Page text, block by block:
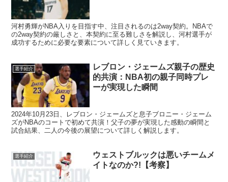
河村勇輝がNBA入りを目指す中、注目されるのは2way契約。NBAで
の2way契約の厳しさと、本契約に至る難しさを解説し、河村選手が
成功するために必要な要素について詳しく見ていきます。
選手紹介
レブロン・ジェームズ親子の歴史
的共演：NBA初の親子同時プレ
ーが実現した瞬間
2024年10月23日、レブロン・ジェームズと息子ブロニー・ジェーム
ズがNBAのコートで初めて共演！父子の夢が実現した感動の瞬間と
試合結果、二人の今後の展望について詳しく解説します。
選手紹介
ウェストブルックは悪いチームメ
イトなのか?!【考察】